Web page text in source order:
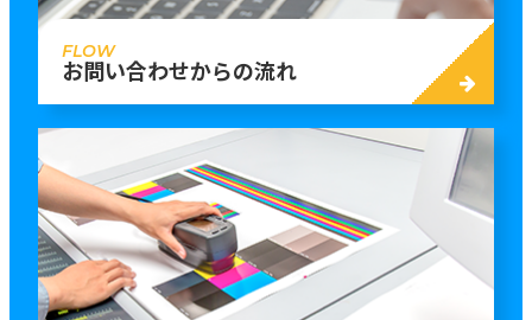
FLOW
お問い合わせからの流れ